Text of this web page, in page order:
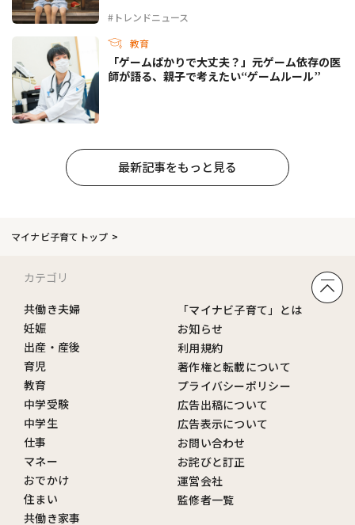
#トレンドニュース
教育
「ゲームばかりで大丈夫？」元ゲーム依存の医
師が語る、親子で考えたい“ゲームルール”
最新記事をもっと見る
マイナビ子育てトップ
カテゴリ
共働き夫婦
妊娠
出産・産後
育児
教育
中学受験
中学生
仕事
マネー
おでかけ
住まい
共働き家事
「マイナビ子育て」とは
お知らせ
利用規約
著作権と転載について
プライバシーポリシー
広告出稿について
広告表示について
お問い合わせ
お詫びと訂正
運営会社
監修者一覧